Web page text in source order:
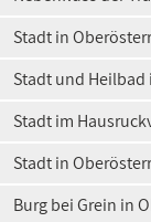
Stadt in
Stadt und Heilbad
Stadt im
Stadt in
Burg bei Grein in